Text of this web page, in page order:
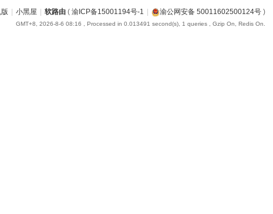
| 小黑屋 | 软路由( 渝ICP备15001194号-1 | 渝公网安备 50011602500124号)
GMT+8, 2026-8-6 08:16 , Processed in 0.013491 second(s), 1 queries , Gzip On, Redis On.